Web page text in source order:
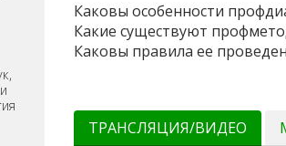
Каковы особенности
Какие существуют
Каковы правила ее
ТРАНСЛЯЦИЯ/ВИДЕО